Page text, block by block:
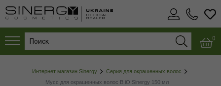
0
Интернет магазин Sinergy
Серия для окрашенных волос
Мусс для окрашенных волос B.iO Sinergy 150 мл